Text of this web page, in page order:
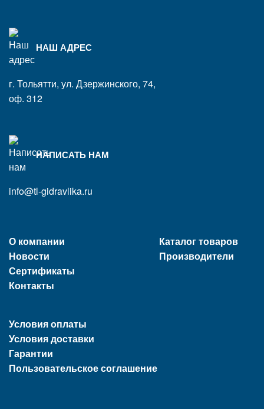
НАШ АДРЕС
г. Тольятти, ул. Дзержинского, 74,
оф. 312
НАПИСАТЬ НАМ
info@tl-gidravlika.ru
О компании
Новости
Сертификаты
Контакты
Условия оплаты
Условия доставки
Гарантии
Пользовательское соглашение
Каталог товаров
Производители